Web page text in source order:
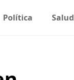
Política Salud